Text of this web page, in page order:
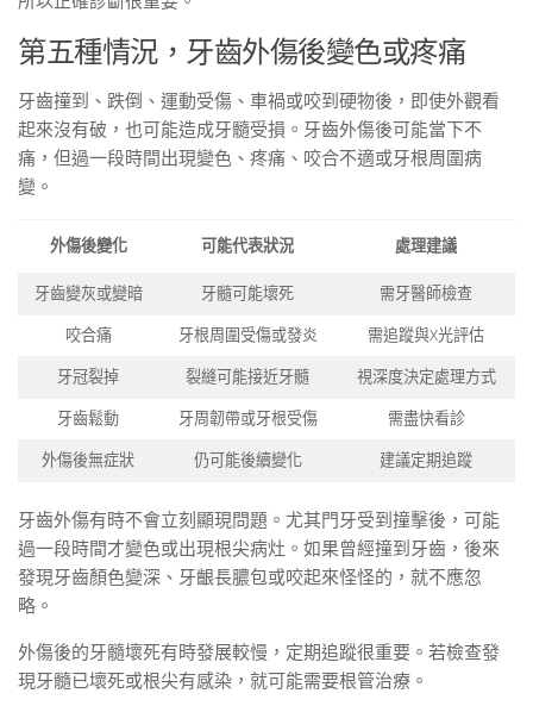
第五種情況，牙齒外傷後變色或疼痛
牙齒撞到、跌倒、運動受傷、車禍或咬到硬物後，即使外觀看
起來沒有破，也可能造成牙髓受損。牙齒外傷後可能當下不
痛，但過一段時間出現變色、疼痛、咬合不適或牙根周圍病
變。
外傷後變化 可能代表狀況 處理建議
牙齒變灰或變暗 牙髓可能壞死 需牙醫師檢查
咬合痛 牙根周圍受傷或發炎 需追蹤與X光評估
牙冠裂掉 裂縫可能接近牙髓 視深度決定處理方式
牙齒鬆動 牙周韌帶或牙根受傷 需盡快看診
外傷後無症狀 仍可能後續變化 建議定期追蹤
牙齒外傷有時不會立刻顯現問題。尤其門牙受到撞擊後，可能
過一段時間才變色或出現根尖病灶。如果曾經撞到牙齒，後來
發現牙齒顏色變深、牙齦長膿包或咬起來怪怪的，就不應忽
略。
外傷後的牙髓壞死有時發展較慢，定期追蹤很重要。若檢查發
現牙髓已壞死或根尖有感染，就可能需要根管治療。